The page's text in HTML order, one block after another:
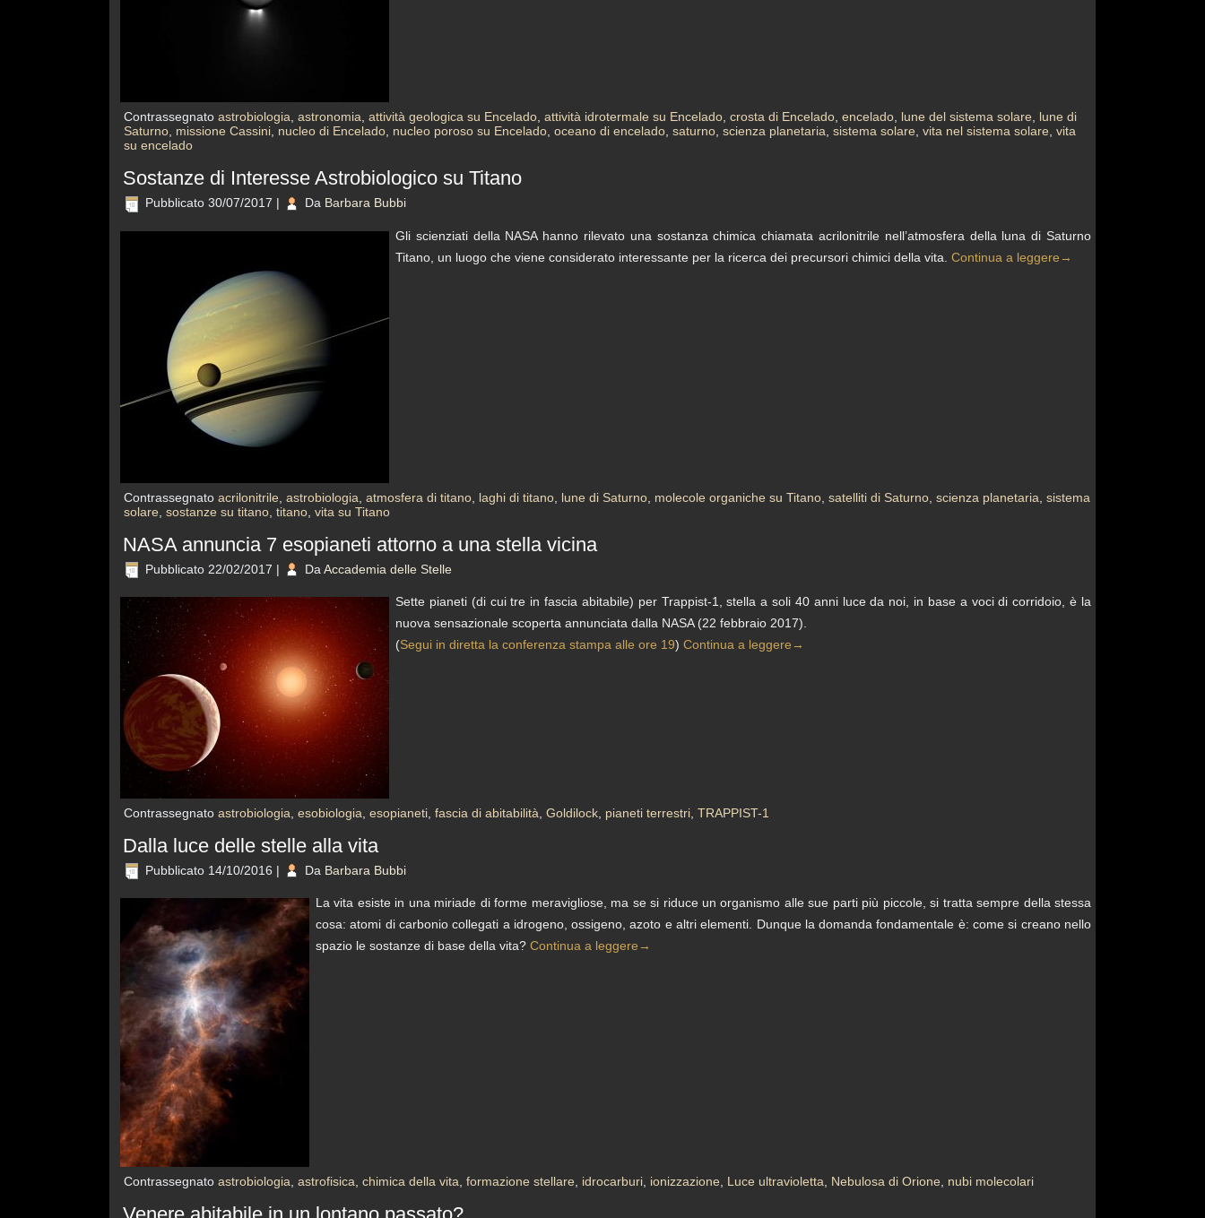
Contrassegnato astrobiologia, astronomia, attività geologica su Encelado, attività idrotermale su Encelado, crosta di Encelado, encelado, lune del sistema solare, lune di
Saturno, missione Cassini, nucleo di Encelado, nucleo poroso su Encelado, oceano di encelado, saturno, scienza planetaria, sistema solare, vita nel sistema solare, vita
su encelado
Sostanze di Interesse Astrobiologico su Titano
Pubblicato 30/07/2017 | Da Barbara Bubbi
Gli scienziati della NASA hanno rilevato una sostanza chimica chiamata acrilonitrile nell’atmosfera della luna di Saturno
Titano, un luogo che viene considerato interessante per la ricerca dei precursori chimici della vita. Continua a leggere →
Contrassegnato acrilonitrile astrobiologia atmosfera di titano laghi di titano lune di Saturno molecole organiche su Titano satelliti di Saturno scienza planetaria sistema
solare sostanze su titano titano vita su Titano
NASA annuncia 7 esopianeti attorno a una stella vicina
Pubblicato 22/02/2017 | Da Accademia delle Stelle
Sette pianeti (di cui tre in fascia abitabile) per Trappist-1, stella a soli 40 anni luce da noi, in base a voci di corridoio, è la
nuova sensazionale scoperta annunciata dalla NASA (22 febbraio 2017).
(Segui in diretta la conferenza stampa alle ore 19) Continua a leggere →
Contrassegnato astrobiologia esobiologia esopianeti fascia di abitabilità Goldilock pianeti terrestri TRAPPIST-1
Dalla luce delle stelle alla vita
Pubblicato 14/10/2016 | Da Barbara Bubbi
La vita esiste in una miriade di forme meravigliose, ma se si riduce un organismo alle sue parti più piccole, si tratta sempre della stessa
cosa: atomi di carbonio collegati a idrogeno, ossigeno, azoto e altri elementi. Dunque la domanda fondamentale è: come si creano nello
spazio le sostanze di base della vita? Continua a leggere →
Contrassegnato astrobiologia, astrofisica, chimica della vita, formazione stellare, idrocarburi, ionizzazione, Luce ultravioletta, Nebulosa di Orione, nubi molecolari